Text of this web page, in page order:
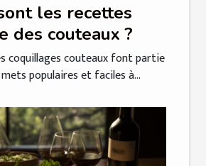
les recettes
des couteaux ?
coquillages couteaux font partie
populaires et faciles à...